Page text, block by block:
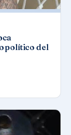
político del